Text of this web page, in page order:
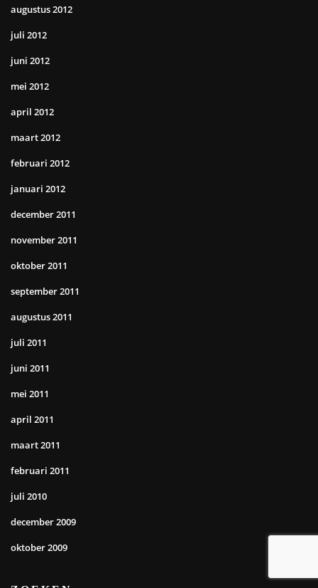
augustus 2012
juli 2012
juni 2012
mei 2012
april 2012
maart 2012
februari 2012
januari 2012
december 2011
november 2011
oktober 2011
september 2011
augustus 2011
juli 2011
juni 2011
mei 2011
april 2011
maart 2011
februari 2011
juli 2010
december 2009
oktober 2009